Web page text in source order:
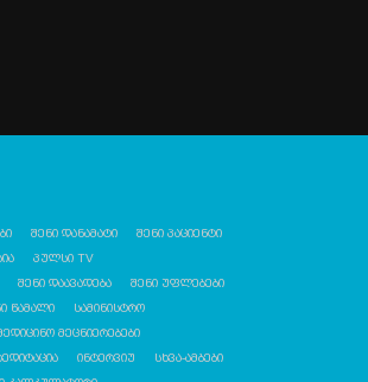
შენი დანამატი
შენი პაციენტი
პულსი TV
შენი დაავადება
შენი უფლებები
წამალი
სამინისტრო
მეცნიერებები
ინტერვიუ
სხვა-ამბები